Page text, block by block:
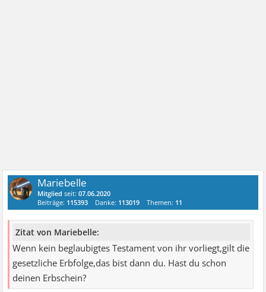
Mariebelle
Mitglied seit:07.06.2020
Beiträge: 115393 Danke: 113019 Themen: 11
Zitat von Mariebelle:
Wenn kein beglaubigtes Testament von ihr vorliegt,gilt die
gesetzliche Erbfolge,das bist dann du. Hast du schon
deinen Erbschein?